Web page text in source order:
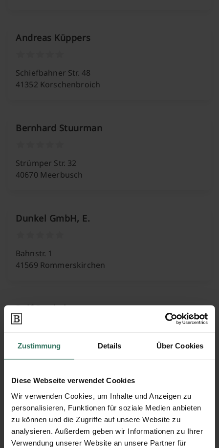
Zustimmung Details Über Cookies
Diese Webseite verwendet Cookies
Wir verwenden Cookies, um Inhalte und Anzeigen zu
personalisieren, Funktionen für soziale Medien anbieten
zu können und die Zugriffe auf unsere Website zu
analysieren. Außerdem geben wir Informationen zu Ihrer
Verwendung unserer Website an unsere Partner für
Andreas Küppers
Schiefbahner Str. 48
41352 Korschenbroich
Bernhard Stuurman
Strümper Str. 32
40670 Meerbusch
Dunkel GmbH, E.
Bahnstr. 1
41569 Rommerskirchen
Rolf Dunkel
Bahnstr. 25
Siegfried Turner
Eschenweg 2
41470 Neuss